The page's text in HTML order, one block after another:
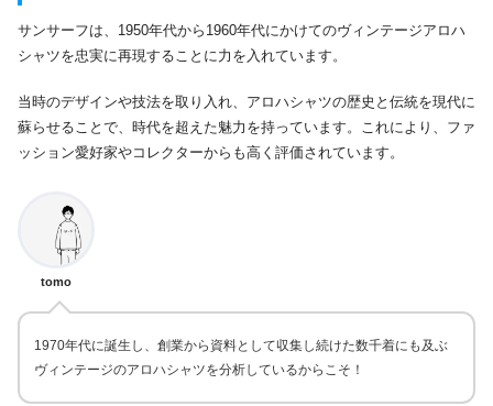
サンサーフは、1950年代から1960年代にかけてのヴィンテージアロハ
シャツを忠実に再現することに力を入れています。
当時のデザインや技法を取り入れ、アロハシャツの歴史と伝統を現代に
蘇らせることで、時代を超えた魅力を持っています。これにより、ファ
ッション愛好家やコレクターからも高く評価されています。
tomo
1970年代に誕生し、創業から資料として収集し続けた数千着にも及ぶ
ヴィンテージのアロハシャツを分析しているからこそ！